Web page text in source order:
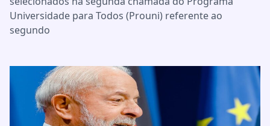
Universidade para Todos (Prouni) referente ao
segundo